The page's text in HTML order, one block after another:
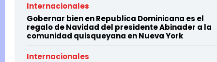
Internacionales
Gobernar bien en Republica Dominicana es el
regalo de Navidad del presidente Abinader a la
comunidad quisqueyana en Nueva York
Internacionales